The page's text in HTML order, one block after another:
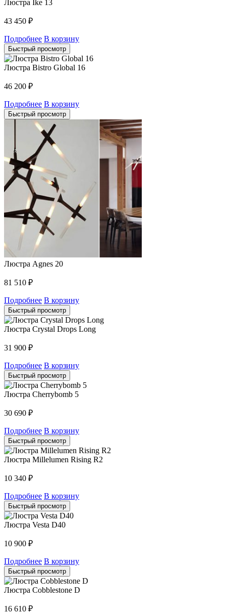
Люстра Ike 13
43 450 ₽
Подробнее В корзину
Быстрый просмотр
Люстра Bistro Global 16
46 200 ₽
Подробнее В корзину
Быстрый просмотр
Люстра Agnes 20
81 510 ₽
Подробнее В корзину
Быстрый просмотр
Люстра Crystal Drops Long
31 900 ₽
Подробнее В корзину
Быстрый просмотр
Люстра Cherrybomb 5
30 690 ₽
Подробнее В корзину
Быстрый просмотр
Люстра Millelumen Rising R2
10 340 ₽
Подробнее В корзину
Быстрый просмотр
Люстра Vesta D40
10 900 ₽
Подробнее В корзину
Быстрый просмотр
Люстра Cobblestone D
16 610 ₽